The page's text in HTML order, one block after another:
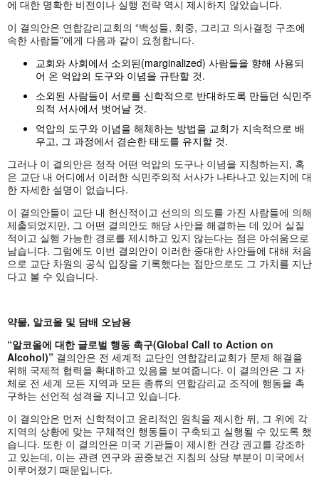
에 대한 명확한 비전이나 실행 전략 역시 제시하지 않았습니다.
이 결의안은 연합감리교회의 “백성들, 회중, 그리고 의사결정 구조에
속한 사람들”에게 다음과 같이 요청합니다.
교회와 사회에서 소외된(marginalized) 사람들을 향해 사용되
어 온 억압의 도구와 이념을 규탄할 것.
소외된 사람들이 서로를 신학적으로 반대하도록 만들던 식민주
의적 서사에서 벗어날 것.
억압의 도구와 이념을 해체하는 방법을 교회가 지속적으로 배
우고, 그 과정에서 겸손한 태도를 유지할 것.
그러나 이 결의안은 정작 어떤 억압의 도구나 이념을 지칭하는지, 혹
은 교단 내 어디에서 이러한 식민주의적 서사가 나타나고 있는지에 대
한 자세한 설명이 없습니다.
이 결의안들이 교단 내 헌신적이고 선의의 의도를 가진 사람들에 의해
제출되었지만, 그 어떤 결의안도 해당 사안을 해결하는 데 있어 실질
적이고 실행 가능한 경로를 제시하고 있지 않는다는 점은 아쉬움으로
남습니다. 그럼에도 이번 결의안이 이러한 중대한 사안들에 대해 처음
으로 교단 차원의 공식 입장을 기록했다는 점만으로도 그 가치를 지난
다고 볼 수 있습니다.
약물, 알코올 및 담배 오남용
“알코올에 대한 글로벌 행동 촉구(Global Call to Action on
Alcohol)” 결의안은 전 세계적 교단인 연합감리교회가 문제 해결을
위해 국제적 협력을 확대하고 있음을 보여줍니다. 이 결의안은 그 자
체로 전 세계 모든 지역과 모든 종류의 연합감리교 조직에 행동을 촉
구하는 선언적 성격을 지니고 있습니다.
이 결의안은 먼저 신학적이고 윤리적인 원칙을 제시한 뒤, 그 위에 각
지역의 상황에 맞는 구체적인 행동들이 구축되고 실행될 수 있도록 했
습니다. 또한 이 결의안은 미국 기관들이 제시한 건강 권고를 강조하
고 있는데, 이는 관련 연구와 공중보건 지침의 상당 부분이 미국에서
이루어졌기 때문입니다.